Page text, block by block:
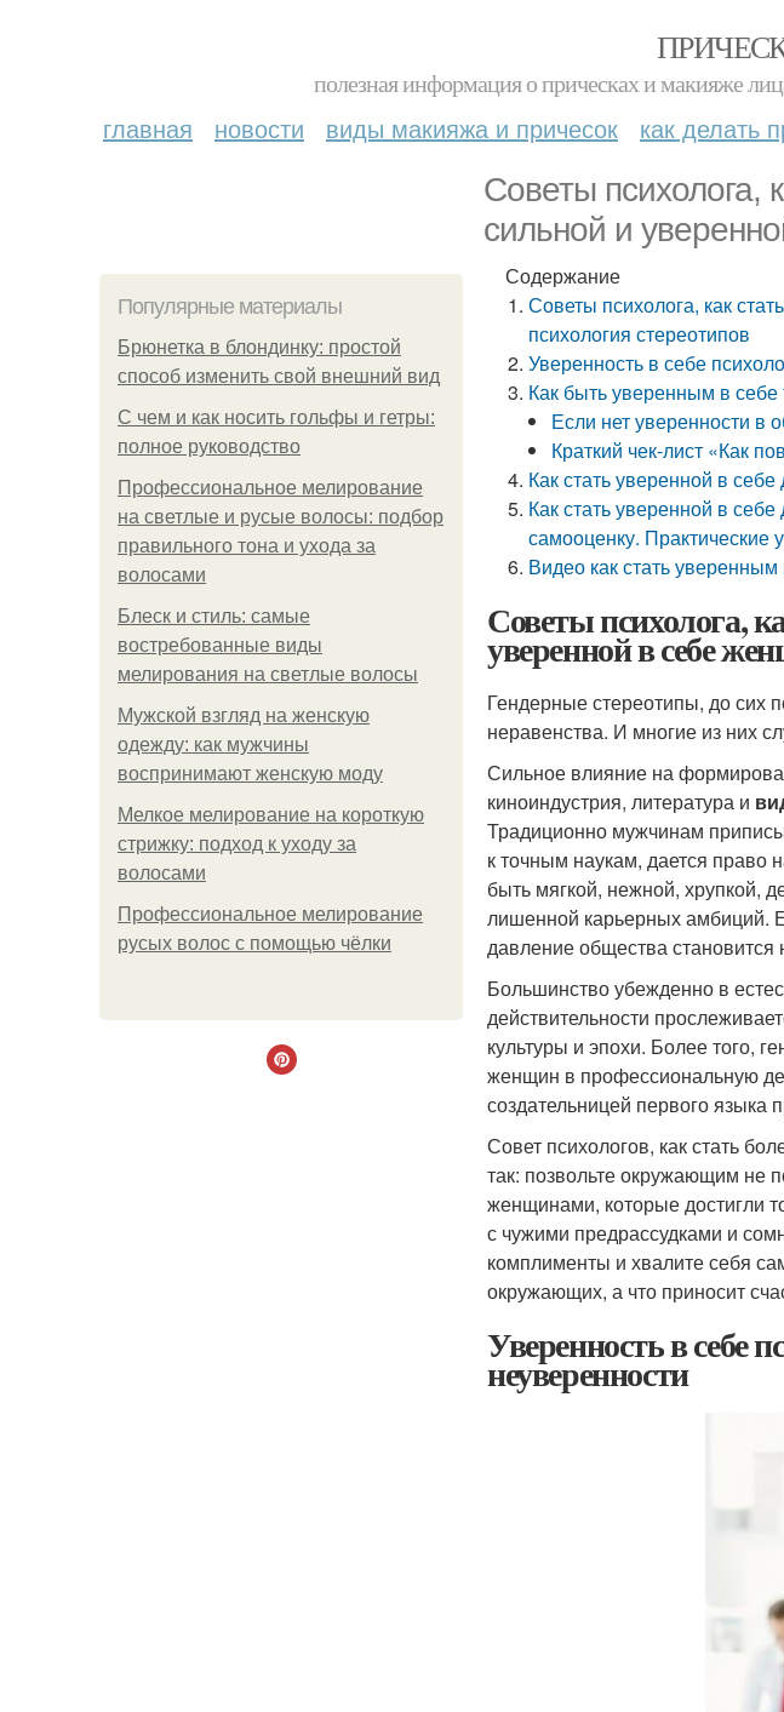
полезная информация о прическах и макияже
главная новости виды макияжа и причесок как делать
Советы психолога,
сильной и
Популярные материалы
Брюнетка в блондинку: простой
способ изменить свой внешний вид
С чем и как носить гольфы и гетры:
полное руководство
Профессиональное мелирование
на светлые и русые волосы: подбор
правильного тона и ухода за
волосами
Блеск и стиль: самые
востребованные виды
мелирования на светлые волосы
Мужской взгляд на женскую
одежду: как мужчины
воспринимают женскую моду
Мелкое мелирование на короткую
стрижку: подход к уходу за
волосами
Профессиональное мелирование
русых волос с помощью чёлки
Содержание
Советы психолога, как
психология стереотипов
Уверенность в себе
Как быть уверенным в
Если нет уверенности
Краткий чек-лист «Как
Как стать уверенной в
Как стать уверенной в
самооценку. Практические
Видео как стать
Советы психолога,
уверенной в себе
Гендерные стереотипы, до сих
неравенства. И многие из них
Сильное влияние на
киноиндустрия, литература и
Традиционно мужчинам
к точным наукам, дается
быть мягкой, нежной, хрупкой,
лишенной карьерных амбиций.
давление общества
Большинство убежденно в
действительности
культуры и эпохи. Более того,
женщин в профессиональную
создательницей первого
Совет психологов, как стать
так: позвольте окружающим не
женщинами, которые достигли
с чужими предрассудками и
комплименты и хвалите себя
окружающих, а что приносит
Уверенность в себе
неуверенности